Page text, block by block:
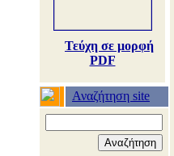
Τεύχη σε μορφή
PDF
Αναζήτηση site